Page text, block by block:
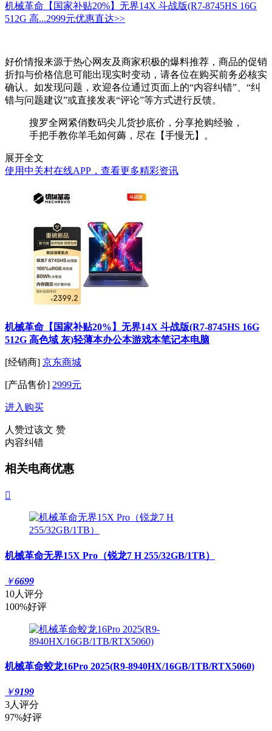
机械革命【国家补贴20%】无界14X 斗战版(R7-8745HS 16G
512G 高...2999元优惠直达>>
好价情报来源于热心网友及商家积极的爆料推荐，商品的促销
折扣与价格信息可能出现实时变动，请各位在购买前务必核实
确认。如发现问题，欢迎各位通过页面上的“内容纠错”、“纠
错与问题建议”或直接发表“评论”等方式进行反馈。
搜罗全网紧俏数码尖儿货抄底价，分享抢购经验，
手把手教你羊毛如何薅，尽在【手慢无】。
展开全文
使用中关村在线APP，查看更多精彩资讯
机械革命【国家补贴20%】无界14X 斗战版(R7-8745HS 16G
512G 高色域 灰)轻薄本办公本游戏本笔记本电脑
[经销商] 京东商城
[产品售价] 2999元
进入购买
人赞过该文 赞
内容纠错
相关电商优惠

机械革命无界15X Pro（锐龙7 H 255/32GB/1TB）
￥6699
10人评分
100%好评
机械革命蛟龙16Pro 2025(R9-8940HX/16GB/1TB/RTX5060)
￥9199
3人评分
97%好评